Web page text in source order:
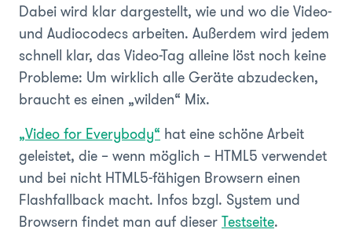
Dabei wird klar dargestellt, wie und wo die Video-
und Audiocodecs arbeiten. Außerdem wird jedem
schnell klar, das Video-Tag alleine löst noch keine
Probleme: Um wirklich alle Geräte abzudecken,
braucht es einen „wilden“ Mix.
„Video for Everybody“ hat eine schöne Arbeit
geleistet, die – wenn möglich – HTML5 verwendet
und bei nicht HTML5-fähigen Browsern einen
Flashfallback macht. Infos bzgl. System und
Browsern findet man auf dieserTestseite.